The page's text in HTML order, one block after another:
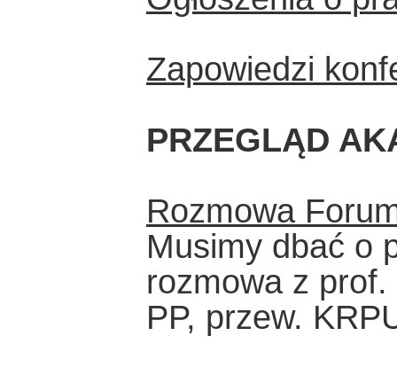
Zapowiedzi
PRZEGLĄD
Rozmowa
Musimy dbać o
rozmowa z
PP, przew.